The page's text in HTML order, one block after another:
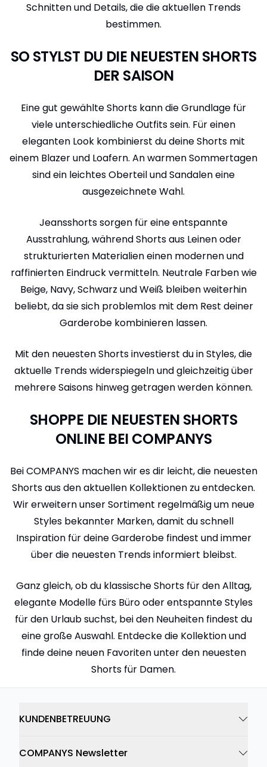
Schnitten und Details, die die aktuellen Trends
bestimmen.
SO STYLST DU DIE NEUESTEN SHORTS
DER SAISON
Eine gut gewählte Shorts kann die Grundlage für
viele unterschiedliche Outfits sein. Für einen
eleganten Look kombinierst du deine Shorts mit
einem Blazer und Loafern. An warmen Sommertagen
sind ein leichtes Oberteil und Sandalen eine
ausgezeichnete Wahl.
Jeansshorts sorgen für eine entspannte
Ausstrahlung, während Shorts aus Leinen oder
strukturierten Materialien einen modernen und
raffinierten Eindruck vermitteln. Neutrale Farben wie
Beige, Navy, Schwarz und Weiß bleiben weiterhin
beliebt, da sie sich problemlos mit dem Rest deiner
Garderobe kombinieren lassen.
Mit den neuesten Shorts investierst du in Styles, die
aktuelle Trends widerspiegeln und gleichzeitig über
mehrere Saisons hinweg getragen werden können.
SHOPPE DIE NEUESTEN SHORTS
ONLINE BEI COMPANYS
Bei COMPANYS machen wir es dir leicht, die neuesten
Shorts aus den aktuellen Kollektionen zu entdecken.
Wir erweitern unser Sortiment regelmäßig um neue
Styles bekannter Marken, damit du schnell
Inspiration für deine Garderobe findest und immer
über die neuesten Trends informiert bleibst.
Ganz gleich, ob du klassische Shorts für den Alltag,
elegante Modelle fürs Büro oder entspannte Styles
für den Urlaub suchst, bei den Neuheiten findest du
eine große Auswahl. Entdecke die Kollektion und
finde deine neuen Favoriten unter den neuesten
Shorts für Damen.
KUNDENBETREUUNG
COMPANYS Newsletter